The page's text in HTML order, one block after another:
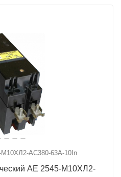
AC380-63А-10In
АЕ 2545-М10ХЛ2-